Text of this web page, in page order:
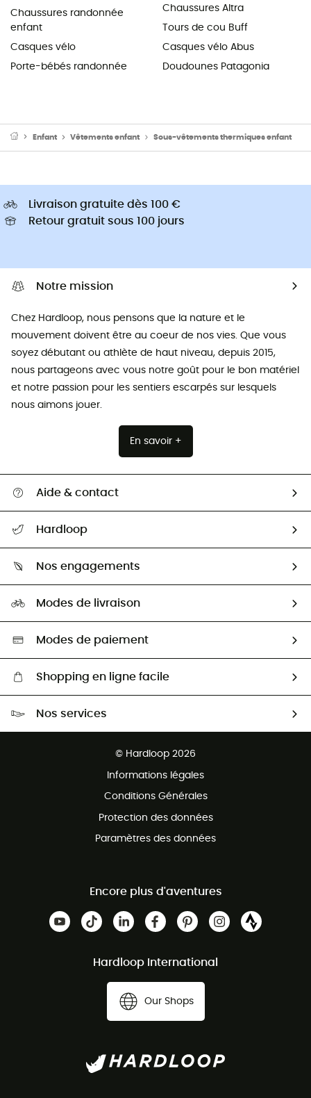
Chaussures randonnée
enfant
Casques vélo
Porte-bébés randonnée
Chaussures Altra
Tours de cou Buff
Casques vélo Abus
Doudounes Patagonia
Enfant Vêtements enfant Sous-vêtements thermiques enfant
Livraison gratuite dès 100 €
Retour gratuit sous 100 jours
Notre mission
Chez Hardloop, nous pensons que la nature et le
mouvement doivent être au coeur de nos vies. Que vous
soyez débutant ou athlète de haut niveau, depuis 2015,
nous partageons avec vous notre goût pour le bon matériel
et notre passion pour les sentiers escarpés sur lesquels
nous aimons jouer.
En savoir +
Aide & contact
Guide des tailles
Seconde Main
Aide & Contact
Hardloop
HardGuides
Nos engagements
Sélection éco-responsable
Modes de livraison
Modes de paiement
Shopping en ligne facile
Nos services
© Hardloop 2026
Informations légales
Conditions Générales
Protection des données
Paramètres des données
Encore plus d'aventures
Hardloop International
Our Shops